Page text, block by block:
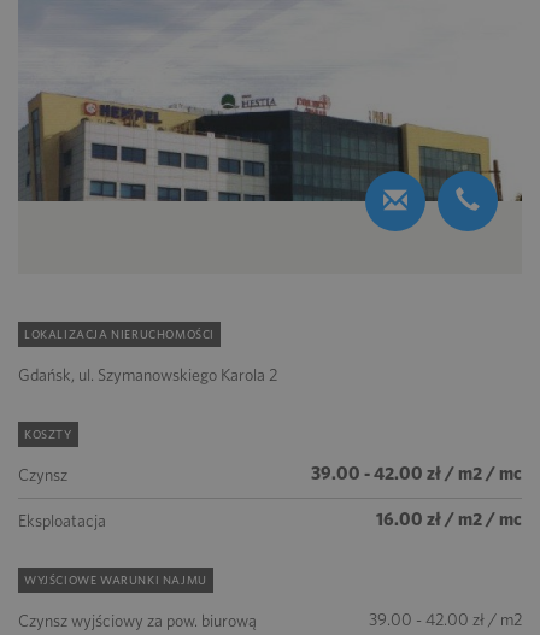
LOKALIZACJA NIERUCHOMOŚCI
Gdańsk, ul. Szymanowskiego Karola 2
KOSZTY
Czynsz 39.00 - 42.00 zł / m2 / mc
Eksploatacja 16.00 zł / m2 / mc
WYJŚCIOWE WARUNKI NAJMU
Czynsz wyjściowy za pow. biurową 39.00 - 42.00 zł / m2